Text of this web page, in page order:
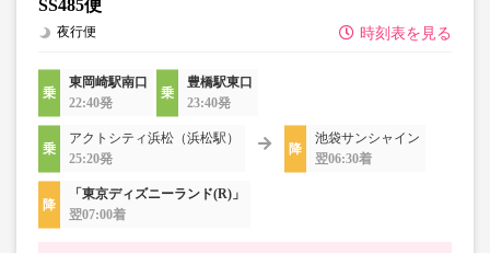
SS485便
時刻表を見る
夜行便
東岡崎駅南口
22:40発
豊橋駅東口
23:40発
アクトシティ浜松（浜松駅）
25:20発
池袋サンシャイン
翌06:30着
「東京ディズニーランド(R)」
翌07:00着